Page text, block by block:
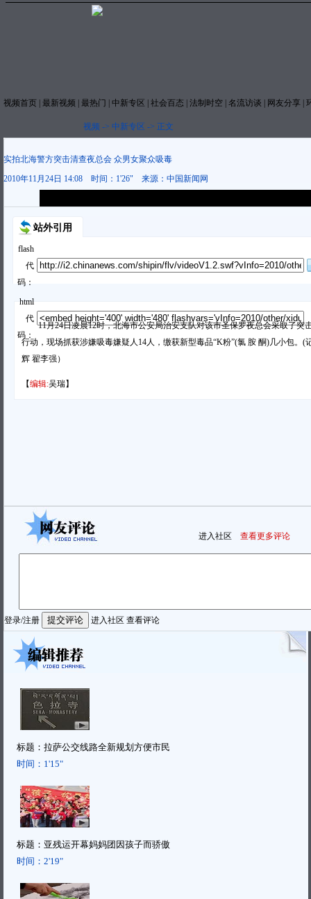
视频首页 最新视频 最热门 中新专区 社会百态 法制时空 名流访谈 网友分享
视频 -> 中新专区 -> 正文
实拍北海警方突击清查夜总会 众男女聚众吸毒
2010年11月24日 14:08
时间： 1'26" 来源： 中国新闻网
站外引用
flash
代
码：
html
代
码：
11月24日凌晨12时，北海市公安局治安支队对该市圣保罗夜总会采取了突
行动，现场抓获涉嫌吸毒嫌疑人14人，缴获新型毒品“K粉”(氯 胺 酮)几小包。(
辉 翟李强）
【编辑:吴瑞】
进入社区 查看更多评论
登录/注册 进入社区 查看评论
标题： 拉萨公交线路全新规划方便市民
时间： 1'15"
标题： 亚残运开幕妈妈团因孩子而骄傲
时间： 2'19"